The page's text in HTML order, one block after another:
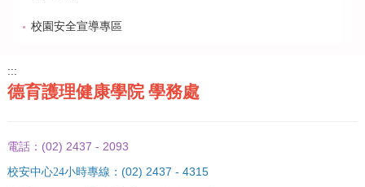
校園安全宣導專區
:::
德育護理健康學院 學務處
電話： (02) 2437 - 2093
校安中心24小時專線： (02) 2437 - 4315